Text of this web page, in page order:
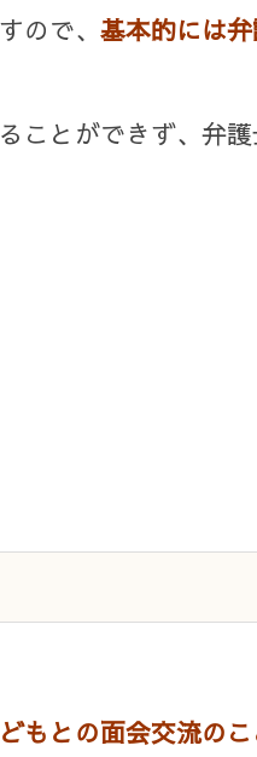
ので、 基本的には
ことができず、弁
もとの面会交流のこ